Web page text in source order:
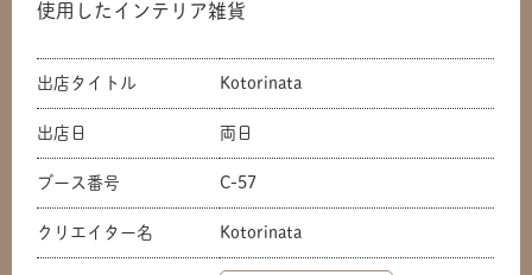
使用したインテリア雑貨
出店タイトル Kotorinata
出店日 両日
ブース番号 C-57
クリエイター名 Kotorinata